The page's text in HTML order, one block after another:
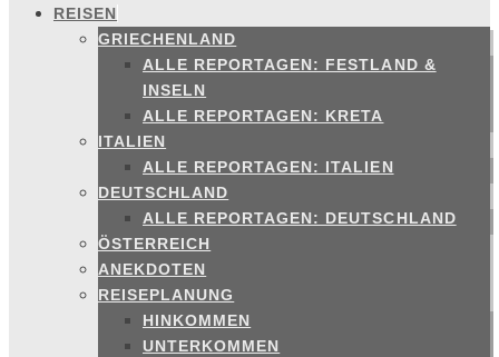
Inhalt
springen
REISEN
GRIECHENLAND
ALLE REPORTAGEN: FESTLAND &
INSELN
ALLE REPORTAGEN: KRETA
ITALIEN
ALLE REPORTAGEN: ITALIEN
DEUTSCHLAND
ALLE REPORTAGEN: DEUTSCHLAND
ÖSTERREICH
ANEKDOTEN
REISEPLANUNG
HINKOMMEN
UNTERKOMMEN